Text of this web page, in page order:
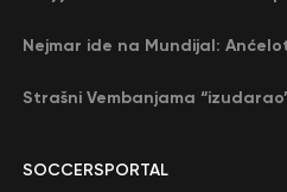
SOCCERSPORTAL